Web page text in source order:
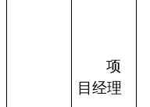
项
目经理